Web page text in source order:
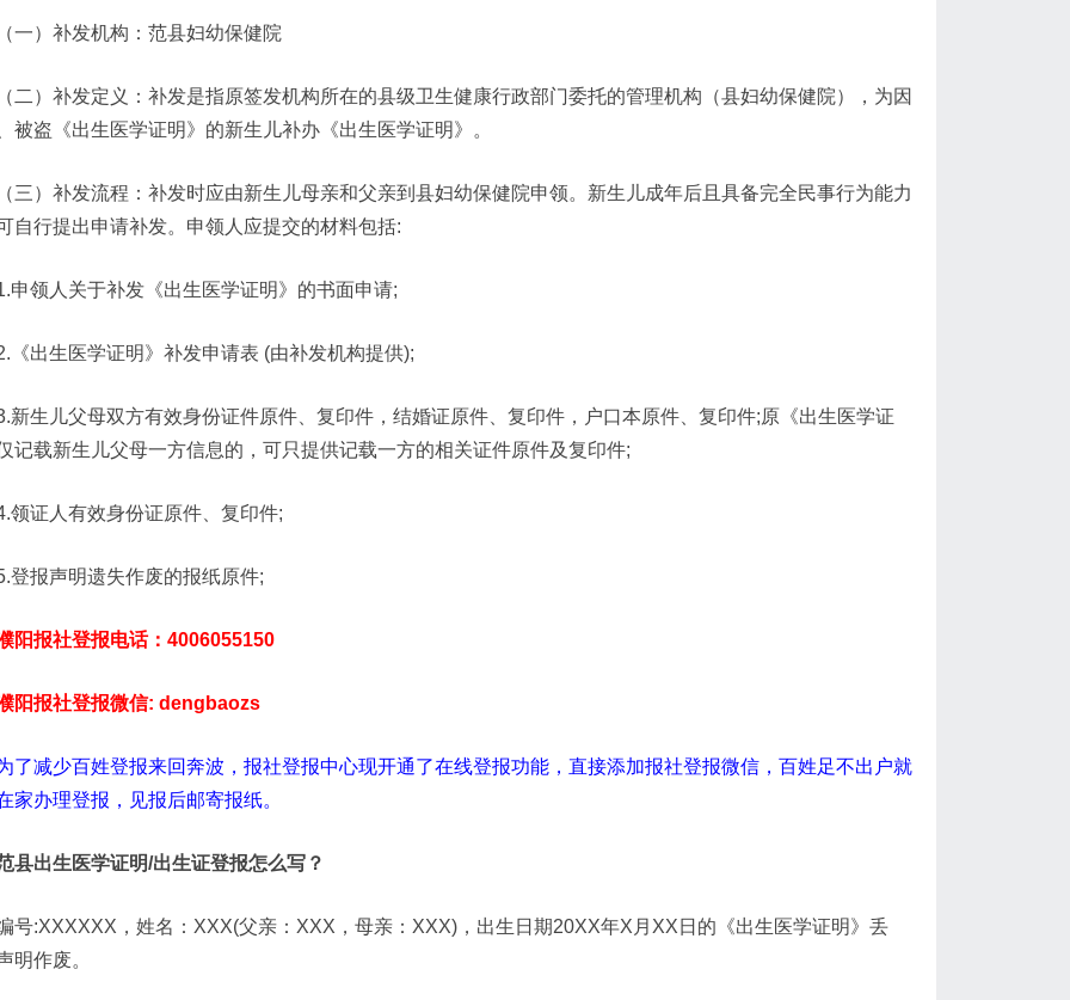
（一）补发机构：范县妇幼保健院
（二）补发定义：补发是指原签发机构所在的县级卫生健康行政部门委托的管理机构（县妇幼保健院），为因
被盗《出生医学证明》的新生儿补办《出生医学证明》。
（三）补发流程：补发时应由新生儿母亲和父亲到县妇幼保健院申领。新生儿成年后且具备完全民事行为能力
自行提出申请补发。申领人应提交的材料包括:
申领人关于补发《出生医学证明》的书面申请;
《出生医学证明》补发申请表 (由补发机构提供);
新生儿父母双方有效身份证件原件、复印件，结婚证原件、复印件，户口本原件、复印件;原《出生医学证
记载新生儿父母一方信息的，可只提供记载一方的相关证件原件及复印件;
领证人有效身份证原件、复印件;
登报声明遗失作废的报纸原件;
阳报社登报电话：4006055150
阳报社登报微信: dengbaozs
了减少百姓登报来回奔波，报社登报中心现开通了在线登报功能，直接添加报社登报微信，百姓足不出户就
家办理登报，见报后邮寄报纸。
县出生医学证明/出生证登报怎么写？
号:XXXXXX，姓名：XXX(父亲：XXX，母亲：XXX)，出生日期20XX年X月XX日的《出生医学证明》丢
明作废。